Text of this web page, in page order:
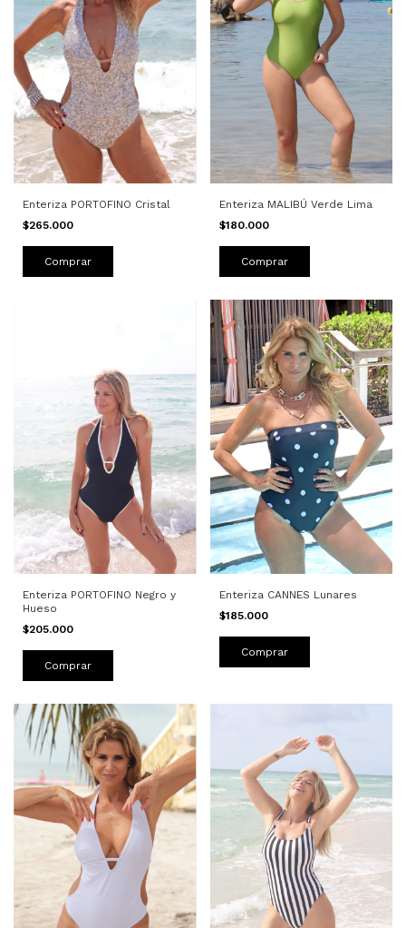
Enteriza PORTOFINO Cristal
$265.000
Comprar
Enteriza MALIBÚ Verde Lima
$180.000
Comprar
Enteriza PORTOFINO Negro y
Hueso
$205.000
Comprar
Enteriza CANNES Lunares
$185.000
Comprar